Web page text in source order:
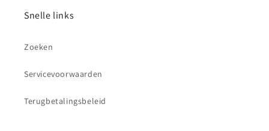
Snelle links
Zoeken
Servicevoorwaarden
Terugbetalingsbeleid